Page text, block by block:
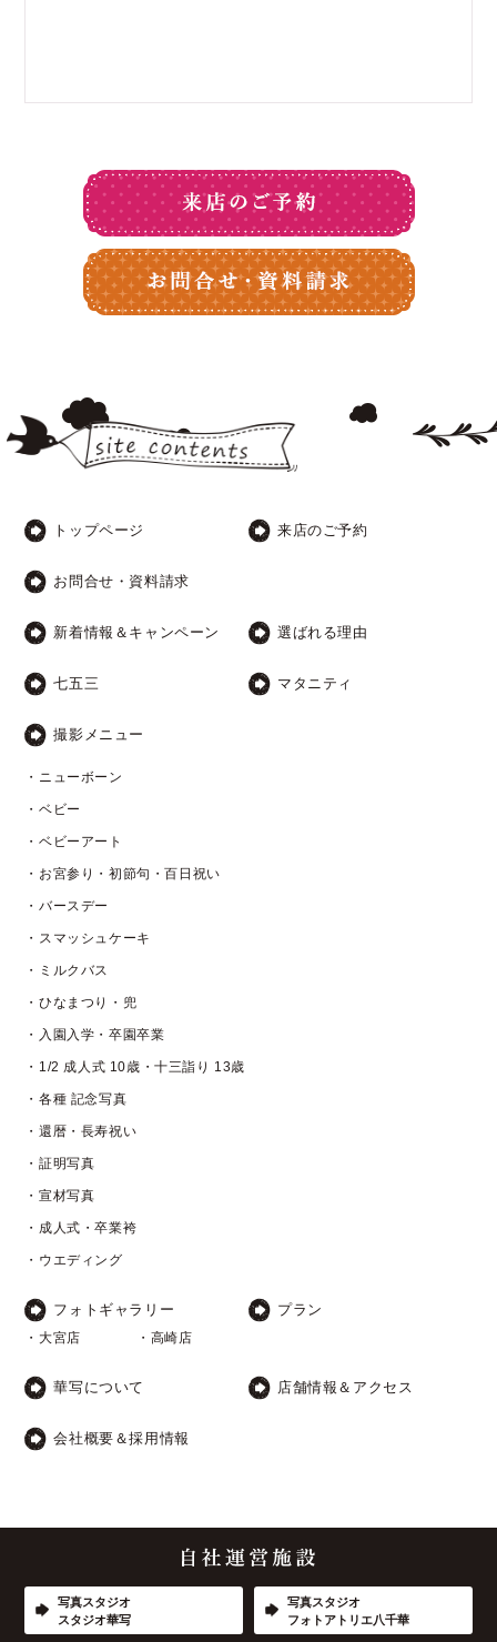
トップページ 来店のご予約
お問合せ・資料請求
新着情報＆キャンペーン 選ばれる理由
七五三 マタニティ
撮影メニュー
・ニューボーン
・ベビー
・ベビーアート
・お宮参り・初節句・百日祝い
・バースデー
・スマッシュケーキ
・ミルクバス
・ひなまつり・兜
・入園入学・卒園卒業
・1/2 成人式 10歳・十三詣り 13歳
・各種 記念写真
・還暦・長寿祝い
・証明写真
・宣材写真
・成人式・卒業袴
・ウエディング
フォトギャラリー
・大宮店 ・高崎店
プラン
華写について 店舗情報＆アクセス
会社概要＆採用情報
写真スタジオ
スタジオ華写
写真スタジオ
フォトアトリエ八千華